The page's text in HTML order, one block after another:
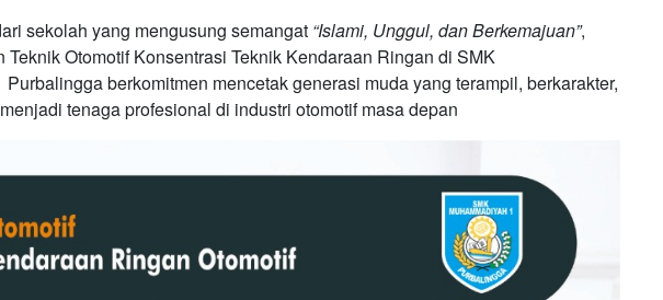
sekolah yang mengusung semangat “Islami, Unggul, dan Berkemajuan”,
Teknik Otomotif Konsentrasi Teknik Kendaraan Ringan di SMK
Purbalingga berkomitmen mencetak generasi muda yang terampil, berkarakter,
tenaga profesional di industri otomotif masa depan